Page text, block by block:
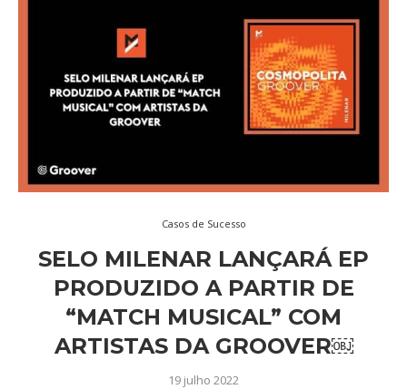
Casos de Sucesso
SELO MILENAR LANÇARÁ EP
PRODUZIDO A PARTIR DE
“MATCH MUSICAL” COM
ARTISTAS DA GROOVER￼
19 julho 2022